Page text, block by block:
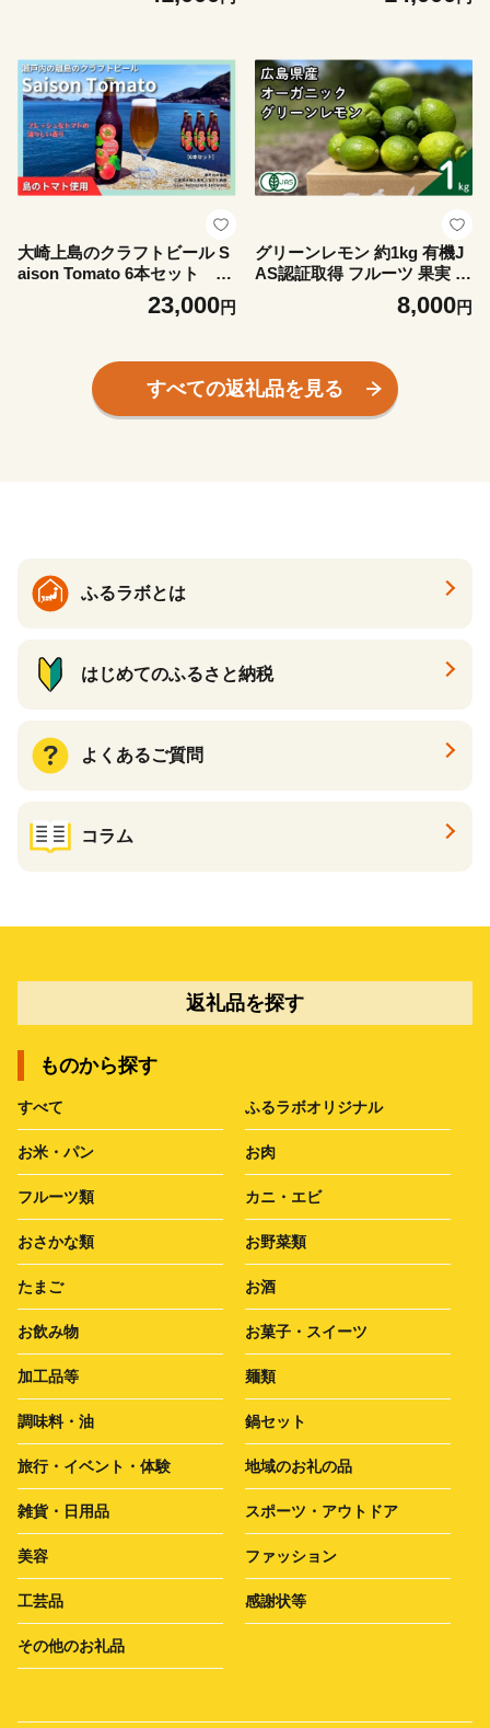
本セット] MICHISHIO BRE
イシー 爽快 ビール クラフト
ビール 瀬戸内 離島
ン 檸檬 ホップ 瀬戸内 広島
大崎上島のクラフトビール S
aison Tomato 6本セット ト
マトフレーバー クラフトビー
ル セゾン酵母 スパイシー フ
23,000円
グリーンレモン 約1kg 有機J
AS認証取得 フルーツ 果実 広
島県産有機 オーガニックレモ
ン 【2026年 10月 ～ 11月 発
直送 ふじやファーム
8,000円
すべての返礼品を見る
ふるラボとは
はじめてのふるさと納税
よくあるご質問
コラム
返礼品を探す
ものから探す
すべて ふるラボオリジナル
お米・パン お肉
フルーツ類 カニ・エビ
おさかな類 お野菜類
たまご お酒
お飲み物 お菓子・スイーツ
加工品等 麺類
調味料・油 鍋セット
旅行・イベント・体験 地域のお礼の品
雑貨・日用品 スポーツ・アウトドア
美容 ファッション
工芸品 感謝状等
その他のお礼品